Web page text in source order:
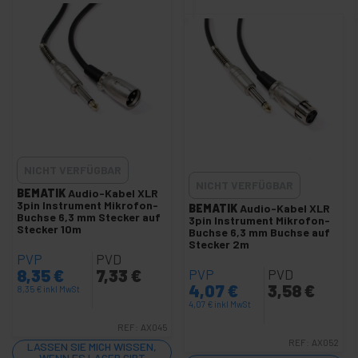
Audio Anschluss Kabel
Audio Duplicator XLR 3-polig 5-polig
Audio Patch panel rack
Audio und Video Kabel
Wireless Audio-Tour
+
CCTV Zubehör und camera
+
Computer und TV-Möbel
+
VGA DVI HDMI DisplayPort SDI Video
+
und
+
BEMATIK Audio-Kabel XLR
3pin Instrument Mikrofon-
Buchse 6,3 mm Stecker auf
Stecker 10m
PVP
8,35€
8,35 € inkl MwSt
PVD
7,33 €
REF: AX045
LASSEN SIE MICH WISSEN,
BEMATIK Audio-Kabel XLR
3pin Instrument Mikrofon-
Buchse 6,3 mm Buchse auf
Stecker 2m
PVP
4,07€
4,07 € inkl MwSt
PVD
3,58 €
REF: AX052